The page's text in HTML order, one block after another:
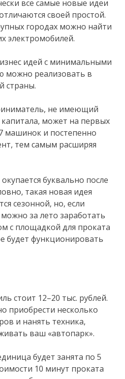
все самые новые идеи
своей простой.
городах можно найти
электромобилей.
идей с минимальными
можно реализовать в
страны.
не имеющий
капитала, может на первых
машинок и постепенно
тем самым расширяя
буквально после
такая новая идея
сезонной, но, если
за лето заработать
с площадкой для проката
будет функционировать
стоит 12–20 тыс. рублей.
приобрести несколько
и нанять техника,
ваш «автопарк».
будет занята по 5
10 минут проката